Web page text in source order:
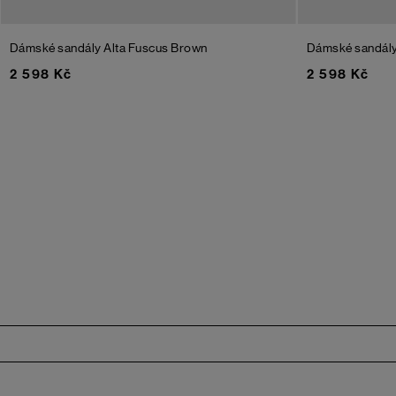
Dámské sandály Alta Fuscus Brown
2 598 Kč
Dámské
2 598 Kč